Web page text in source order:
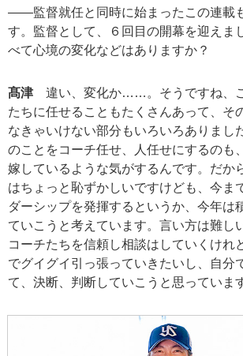
――監督就任と同時に始まったこの連載
す。監督として、６回目の開幕を迎えま
べて心境の変化などはありますか？
髙津 違い、変化か……。そうですね、
たちに任せることもたくさんあって、そ
なきゃいけない部分もいろいろありまし
のことをコーチ任せ、人任せにするのも
嫁しているような気がするんです。だか
はちょっと恥ずかしいですけども、今ま
ダーシップを発揮するというか、今年は
ていこうと考えています。言い方は難し
コーチたちを信頼し相談はしていくけれ
でグイグイ引っ張っていきたいし、自分
て、決断、判断していこうと思っていま